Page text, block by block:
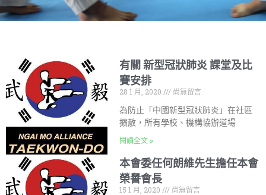
有關 新型冠狀肺炎 課堂及比
賽安排
28 1 月, 2020
尚無留言
為防止「中國新型冠狀肺炎」在社區
擴散，所有學校、機構協辦道場
閱讀全文 »
本會委任何朗維先生擔任本會
榮譽會長
15 1 月, 2020
尚無留言